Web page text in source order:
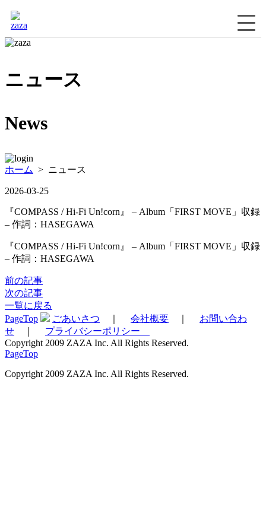
ニュース
News
ホーム > ニュース
2026-03-25
『COMPASS / Hi-Fi Un!corn』 – Album「FIRST MOVE」収録
– 作詞：HASEGAWA
『COMPASS / Hi-Fi Un!corn』 – Album「FIRST MOVE」収録
– 作詞：HASEGAWA
前の記事
次の記事
一覧に戻る
PageTop
ごあいさつ 会社概要
お問い合わ
せ
プライバシーポリシー
Copyright 2009 ZAZA Inc. All Rights Reserved.
PageTop
Copyright 2009 ZAZA Inc. All Rights Reserved.